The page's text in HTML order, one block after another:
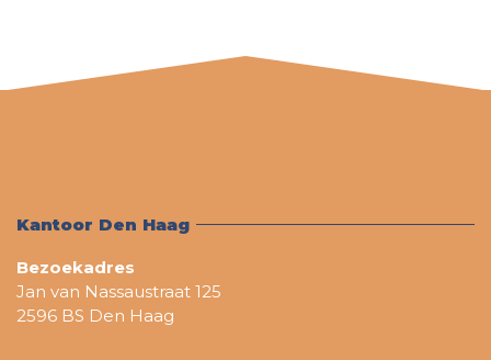
Kantoor Den Haag
Bezoekadres
Jan van Nassaustraat 125
2596 BS Den Haag